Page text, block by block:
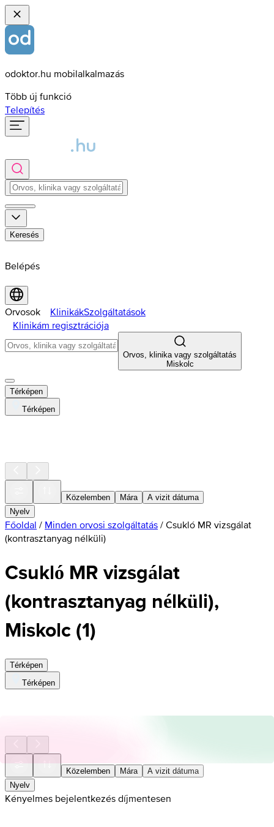
odoktor.hu mobilalkalmazás
Több új funkció
Telepítés
Keresés
Belépés
Orvosok KlinikákSzolgáltatások
Klinikám regisztrációja
Orvos, klinika vagy szolgáltatás
Miskolc
Térképen
Térképen
Közelemben Mára
A vizit dátuma
Nyelv
Főoldal / Minden orvosi szolgáltatás / Csukló MR vizsgálat
(kontrasztanyag nélküli)
Csukló MR vizsgálat
(kontrasztanyag nélküli),
Miskolc (1)
Térképen
Térképen
Közelemben Mára
A vizit dátuma
Nyelv
Kényelmes bejelentkezés díjmentesen